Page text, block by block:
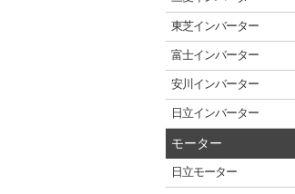
東芝インバーター
富士インバーター
安川 インバーター
日立インバーター
モーター
日立モーター